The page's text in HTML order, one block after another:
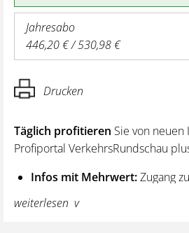
Jahresabo
446,20 € / 530,98 €
Drucken
Täglich profitieren Sie von
Profiportal VerkehrsRundschau
Infos mit Mehrwert:Zugang
und Hintergrundwissen – von
wie z. B. bei den Lenk- und
weiterlesen